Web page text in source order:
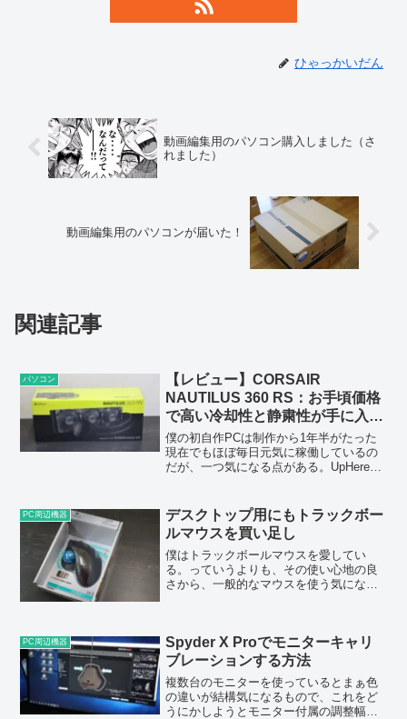
ひゃっかいだん
動画編集用のパソコン購入しました（さ
れました）
動画編集用のパソコンが届いた！
関連記事
パソコン
【レビュー】CORSAIR
NAUTILUS 360 RS：お手頃価格
で高い冷却性と静粛性が手に入る
360mm簡易水冷
僕の初自作PCは制作から1年半がたった
現在でもほぼ毎日元気に稼働しているの
だが、一つ気になる点がある。UpHereの
ーカー品なら2～3万円位はしたところ、
UpHereと...
PC周辺機器
デスクトップ用にもトラックボー
ルマウスを買い足し
僕はトラックボールマウスを愛してい
る。っていうよりも、その使い心地の良
さから、一般的なマウスを使う気になれ
地に慣れてしまったらもう手...
PC周辺機器
Spyder X Proでモニターキャリ
ブレーションする方法
複数台のモニターを使っているとまぁ色
の違いが結構気になるもので、これをど
うにかしようとモニター付属の調整幅を